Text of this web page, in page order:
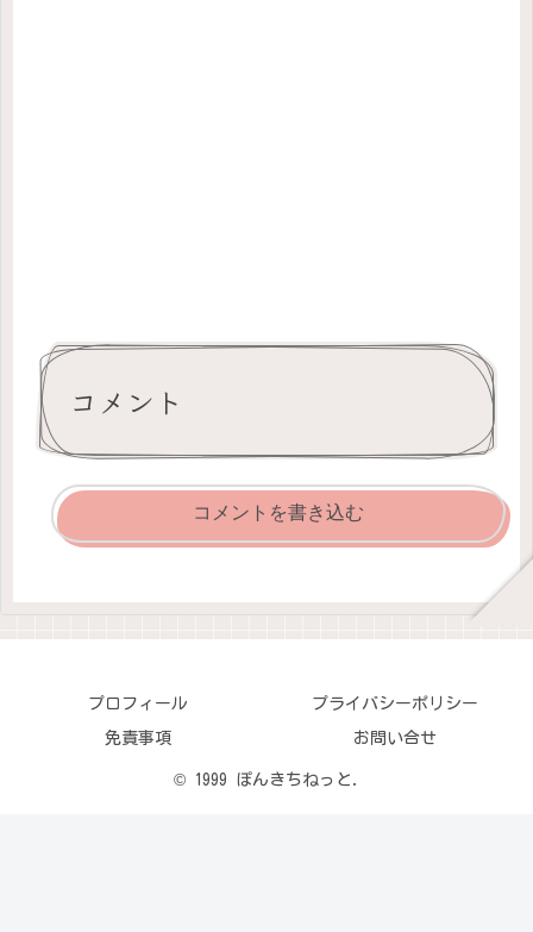
コメント
コメントを書き込む
プロフィール プライバシーポリシー
免責事項 お問い合せ
© 1999 ぽんきちねっと.